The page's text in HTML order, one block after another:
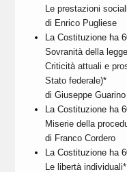
Le prestazioni
di Enrico Pugliese
La Costituzione ha
Sovranità della
Criticità attuali e
Stato federale)*
di Giuseppe Guarino
La Costituzione ha
Miserie della
di Franco Cordero
La Costituzione ha
Le libertà individuali*